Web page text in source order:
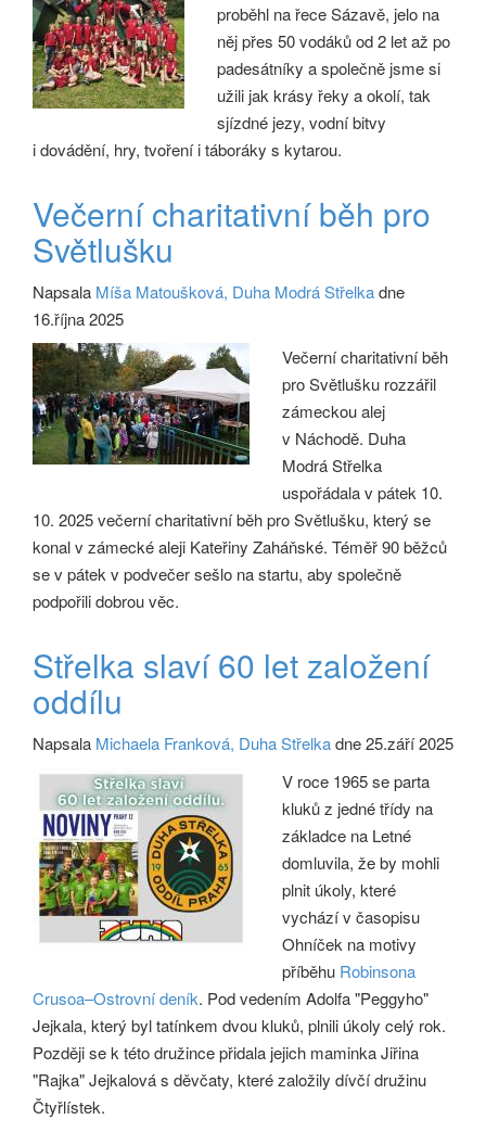
proběhl na řece Sázavě, jelo na
něj přes 50 vodáků od 2 let až po
padesátníky a společně jsme si
užili jak krásy řeky a okolí, tak
sjízdné jezy, vodní bitvy
i dovádění, hry, tvoření i táboráky s kytarou.
Večerní charitativní běh pro
Světlušku
Napsala Míša Matoušková, Duha Modrá Střelkadne
16.října 2025
Večerní charitativní běh
pro Světlušku rozzářil
zámeckou alej
v Náchodě. Duha
Modrá Střelka
uspořádala v pátek 10.
10. 2025 večerní charitativní běh pro Světlušku, který se
konal v zámecké aleji Kateřiny Zaháňské. Téměř 90 běžců
se v pátek v podvečer sešlo na startu, aby společně
podpořili dobrou věc.
Střelka slaví 60 let založení
oddílu
Napsala Michaela Franková, Duha Střelkadne 25.září 2025
V roce 1965 se parta
kluků z jedné třídy na
základce na Letné
domluvila, že by mohli
plnit úkoly, které
vychází v časopisu
Ohníček na motivy
příběhu Robinsona
Crusoa–Ostrovní deník. Pod vedením Adolfa "Peggyho"
Jejkala, který byl tatínkem dvou kluků, plnili úkoly celý rok.
Později se k této družince přidala jejich maminka Jiřina
"Rajka" Jejkalová s děvčaty, které založily dívčí družinu
Čtyřlístek.